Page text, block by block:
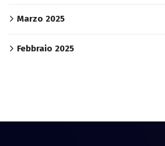
Marzo 2025
Febbraio 2025